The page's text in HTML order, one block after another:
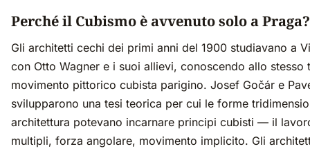
Perché il Cubismo è avvenuto solo a Praga?
Gli architetti cechi dei primi anni del 1900 studiavano a
con Otto Wagner e i suoi allievi, conoscendo allo stesso
movimento pittorico cubista parigino. Josef Gočár e
svilupparono una tesi teorica per cui le forme
architettura potevano incarnare principi cubisti — il
multipli, forza angolare, movimento implicito. Gli